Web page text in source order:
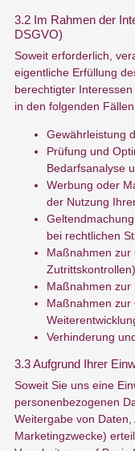
3.2 Im Rahmen der
DSGVO)
Soweit erforderlich,
eigentliche Erfüllung
berechtigter
in den folgenden
Gewährleistung
Prüfung und
Bedarfsanalyse
Werbung oder
der Nutzung
bei rechtlichen
Maßnahmen zur
Maßnahmen zur
Maßnahmen zur
Verhinderung
3.3 Aufgrund Ihrer
Soweit Sie uns eine
personenbezogenen
Weitergabe von
Marketingzwecke)